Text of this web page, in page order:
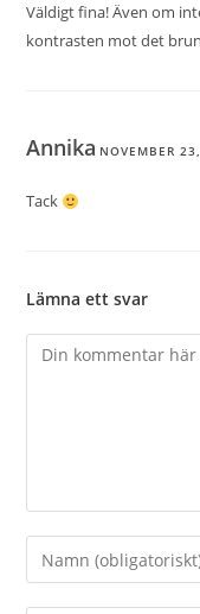
Väldigt fina! Även om
kontrasten mot det
Annika NOVEMBER
Tack
Lämna ett svar